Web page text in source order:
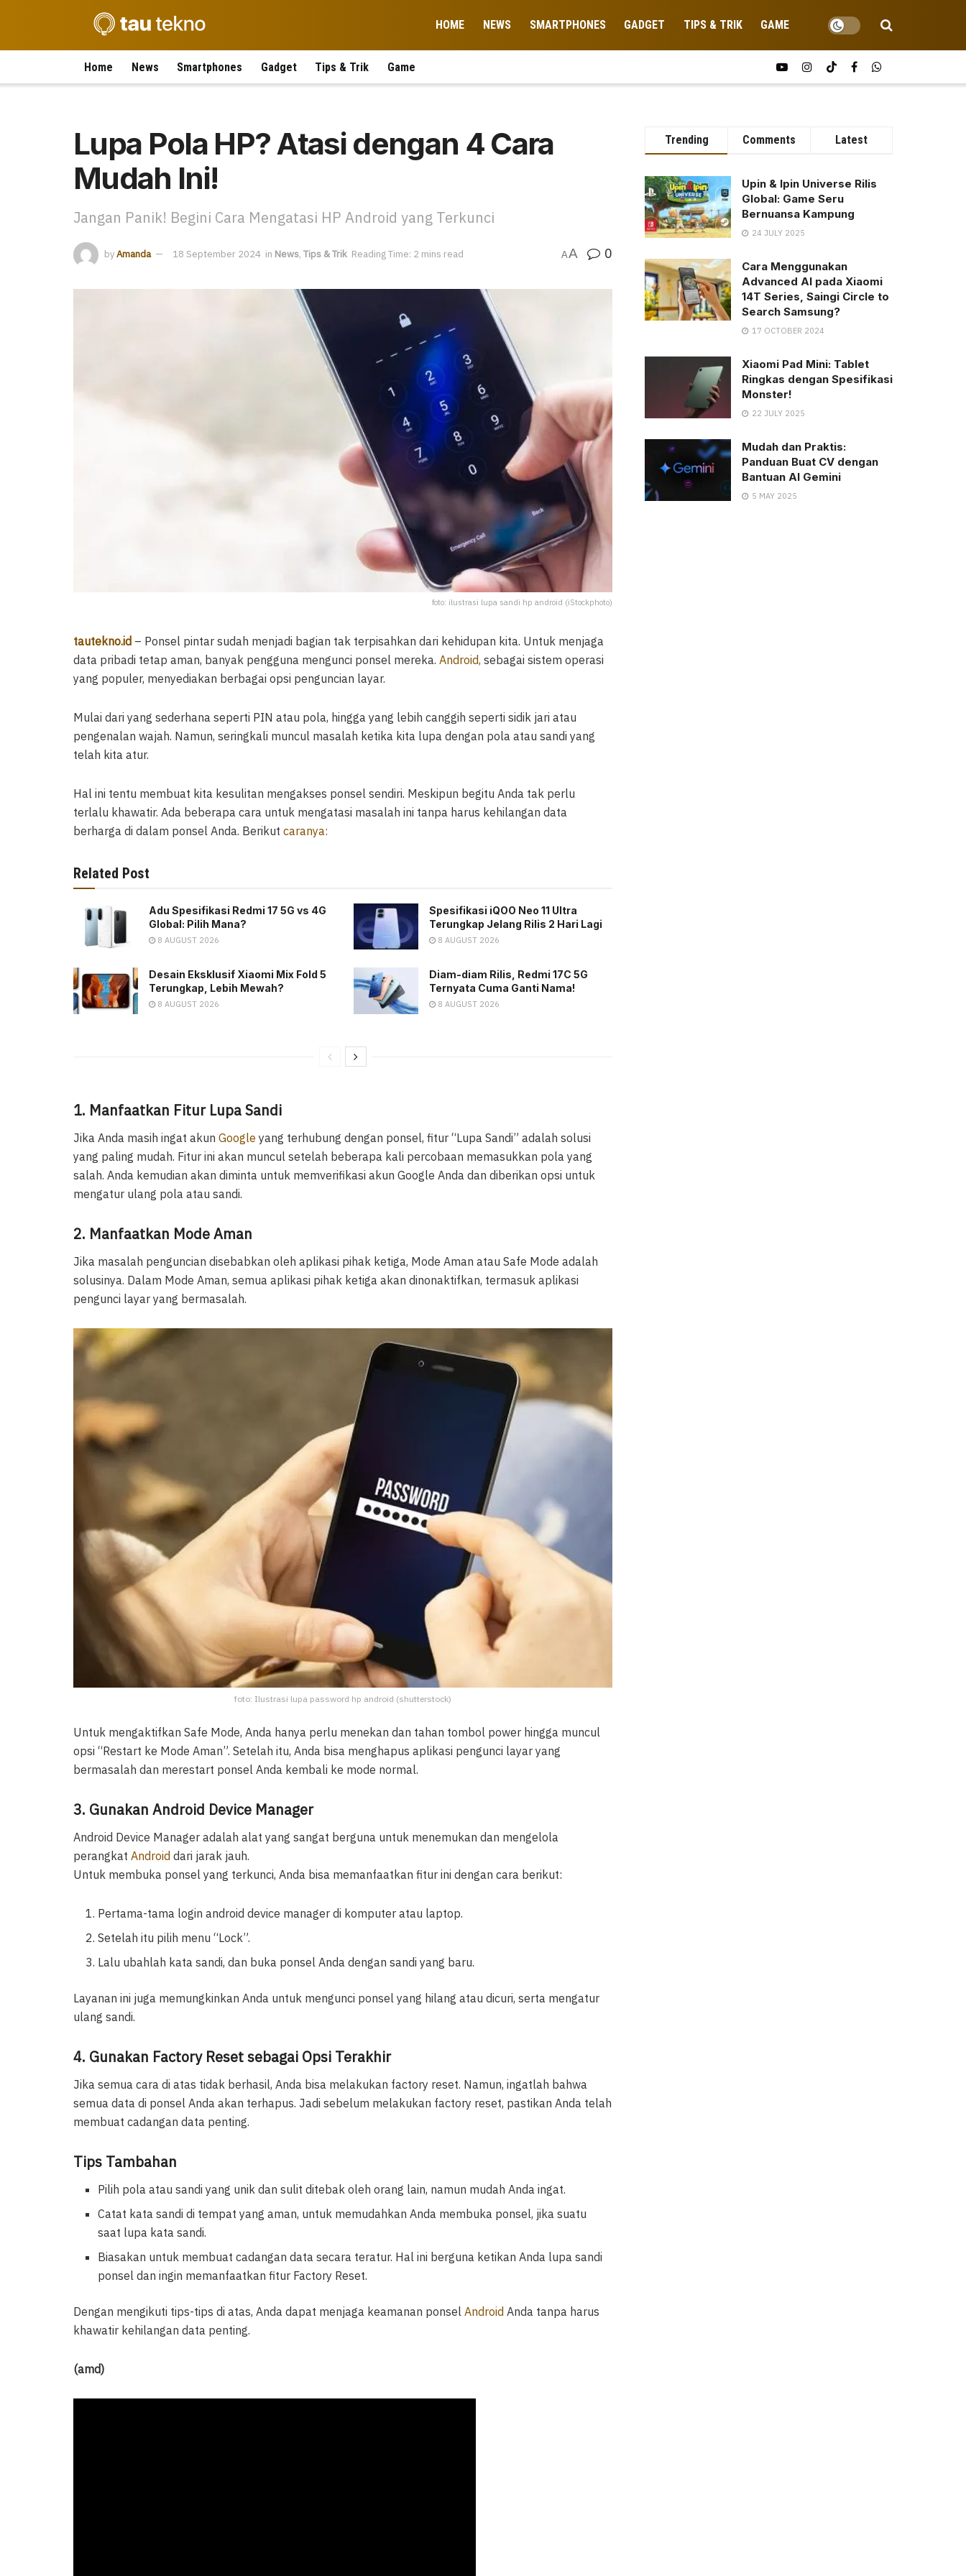
HOME NEWS SMARTPHONES GADGET TIPS & TRIK GAME
Home News Smartphones Gadget Tips & Trik Game
Lupa Pola HP? Atasi dengan 4 Cara
Mudah Ini!
Jangan Panik! Begini Cara Mengatasi HP Android yang Terkunci
byAmanda 18 September 2024 in News, Tips & Trik Reading Time: 2 mins read AA 0
foto: ilustrasi lupa sandi hp android (iStockphoto)
tautekno.id – Ponsel pintar sudah menjadi bagian tak terpisahkan dari kehidupan kita. Untuk menjaga
data pribadi tetap aman, banyak pengguna mengunci ponsel mereka. Android, sebagai sistem operasi
yang populer, menyediakan berbagai opsi penguncian layar.
Mulai dari yang sederhana seperti PIN atau pola, hingga yang lebih canggih seperti sidik jari atau
pengenalan wajah. Namun, seringkali muncul masalah ketika kita lupa dengan pola atau sandi yang
telah kita atur.
Hal ini tentu membuat kita kesulitan mengakses ponsel sendiri. Meskipun begitu Anda tak perlu
terlalu khawatir. Ada beberapa cara untuk mengatasi masalah ini tanpa harus kehilangan data
berharga di dalam ponsel Anda. Berikut caranya:
Related Post
Adu Spesifikasi Redmi 17 5G vs 4G
Global: Pilih Mana?
8 AUGUST 2026
Spesifikasi iQOO Neo 11 Ultra
Terungkap Jelang Rilis 2 Hari Lagi
8 AUGUST 2026
Desain Eksklusif Xiaomi Mix Fold 5
Terungkap, Lebih Mewah?
8 AUGUST 2026
Diam-diam Rilis, Redmi 17C 5G
Ternyata Cuma Ganti Nama!
8 AUGUST 2026
1. Manfaatkan Fitur Lupa Sandi
Jika Anda masih ingat akun Google yang terhubung dengan ponsel, fitur “Lupa Sandi” adalah solusi
yang paling mudah. Fitur ini akan muncul setelah beberapa kali percobaan memasukkan pola yang
salah. Anda kemudian akan diminta untuk memverifikasi akun Google Anda dan diberikan opsi untuk
mengatur ulang pola atau sandi.
2. Manfaatkan Mode Aman
Jika masalah penguncian disebabkan oleh aplikasi pihak ketiga, Mode Aman atau Safe Mode adalah
solusinya. Dalam Mode Aman, semua aplikasi pihak ketiga akan dinonaktifkan, termasuk aplikasi
pengunci layar yang bermasalah.
foto: Ilustrasi lupa password hp android (shutterstock)
Untuk mengaktifkan Safe Mode, Anda hanya perlu menekan dan tahan tombol power hingga muncul
opsi “Restart ke Mode Aman”. Setelah itu, Anda bisa menghapus aplikasi pengunci layar yang
bermasalah dan merestart ponsel Anda kembali ke mode normal.
3. Gunakan Android Device Manager
Android Device Manager adalah alat yang sangat berguna untuk menemukan dan mengelola
perangkat Android dari jarak jauh.
Untuk membuka ponsel yang terkunci, Anda bisa memanfaatkan fitur ini dengan cara berikut:
Pertama-tama login android device manager di komputer atau laptop.
Setelah itu pilih menu “Lock”.
Lalu ubahlah kata sandi, dan buka ponsel Anda dengan sandi yang baru.
Layanan ini juga memungkinkan Anda untuk mengunci ponsel yang hilang atau dicuri, serta mengatur
ulang sandi.
4. Gunakan Factory Reset sebagai Opsi Terakhir
Jika semua cara di atas tidak berhasil, Anda bisa melakukan factory reset. Namun, ingatlah bahwa
semua data di ponsel Anda akan terhapus. Jadi sebelum melakukan factory reset, pastikan Anda telah
membuat cadangan data penting.
Tips Tambahan
Pilih pola atau sandi yang unik dan sulit ditebak oleh orang lain, namun mudah Anda ingat.
Catat kata sandi di tempat yang aman, untuk memudahkan Anda membuka ponsel, jika suatu
saat lupa kata sandi.
Biasakan untuk membuat cadangan data secara teratur. Hal ini berguna ketikan Anda lupa sandi
ponsel dan ingin memanfaatkan fitur Factory Reset.
Dengan mengikuti tips-tips di atas, Anda dapat menjaga keamanan ponsel Android Anda tanpa harus
khawatir kehilangan data penting.
(amd)
Trending Comments Latest
Upin & Ipin Universe Rilis
Global: Game Seru
Bernuansa Kampung
24 JULY 2025
Cara Menggunakan
Advanced AI pada Xiaomi
14T Series, Saingi Circle to
Search Samsung?
17 OCTOBER 2024
Xiaomi Pad Mini: Tablet
Ringkas dengan Spesifikasi
Monster!
22 JULY 2025
Mudah dan Praktis:
Panduan Buat CV dengan
Bantuan AI Gemini
5 MAY 2025